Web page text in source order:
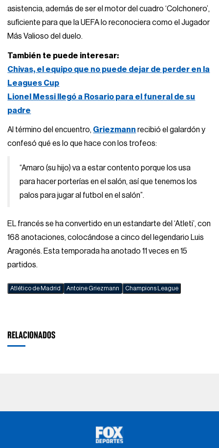
asistencia, además de ser el motor del cuadro ‘Colchonero’,
suficiente para que la UEFA lo reconociera como el Jugador
Más Valioso del duelo.
También te puede interesar:
Chivas, el equipo que no puede dejar de perder en la
Leagues Cup
Lionel Messi llegó a Rosario para el funeral de su
padre
Al término del encuentro, Griezmann recibió el galardón y
confesó qué es lo que hace con los trofeos:
“Amaro (su hijo) va a estar contento porque los usa
para hacer porterías en el salón, así que tenemos los
palos para jugar al futbol en el salón”.
EL francés se ha convertido en un estandarte del ‘Atleti’, con
168 anotaciones, colocándose a cinco del legendario Luis
Aragonés. Esta temporada ha anotado 11 veces en 15
partidos.
Atlético de Madrid Antoine Griezmann Champions League
RELACIONADOS